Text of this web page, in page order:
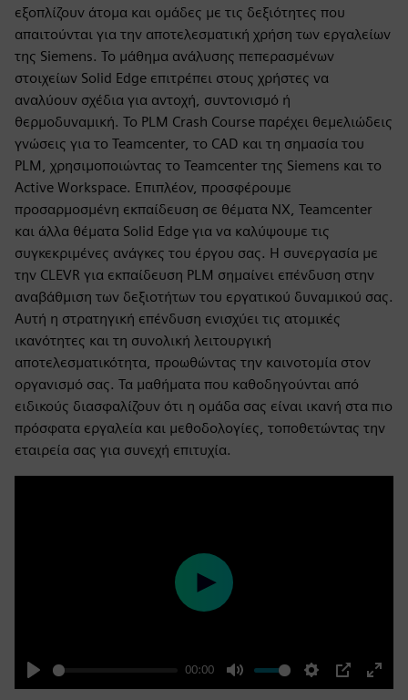
εξοπλίζουν άτομα και ομάδες με τις δεξιότητες που
απαιτούνται για την αποτελεσματική χρήση των εργαλείων
της Siemens. Το μάθημα ανάλυσης πεπερασμένων
στοιχείων Solid Edge επιτρέπει στους χρήστες να
αναλύουν σχέδια για αντοχή, συντονισμό ή
θερμοδυναμική. Το PLM Crash Course παρέχει θεμελιώδεις
γνώσεις για το Teamcenter, το CAD και τη σημασία του
PLM, χρησιμοποιώντας το Teamcenter της Siemens και το
Active Workspace. Επιπλέον, προσφέρουμε
προσαρμοσμένη εκπαίδευση σε θέματα NX, Teamcenter
και άλλα θέματα Solid Edge για να καλύψουμε τις
συγκεκριμένες ανάγκες του έργου σας. Η συνεργασία με
την CLEVR για εκπαίδευση PLM σημαίνει επένδυση στην
αναβάθμιση των δεξιοτήτων του εργατικού δυναμικού σας.
Αυτή η στρατηγική επένδυση ενισχύει τις ατομικές
ικανότητες και τη συνολική λειτουργική
αποτελεσματικότητα, προωθώντας την καινοτομία στον
οργανισμό σας. Τα μαθήματα που καθοδηγούνται από
ειδικούς διασφαλίζουν ότι η ομάδα σας είναι ικανή στα πιο
πρόσφατα εργαλεία και μεθοδολογίες, τοποθετώντας την
εταιρεία σας για συνεχή επιτυχία.
Play
00:00
Mute Settings
PIP
Enter
Play